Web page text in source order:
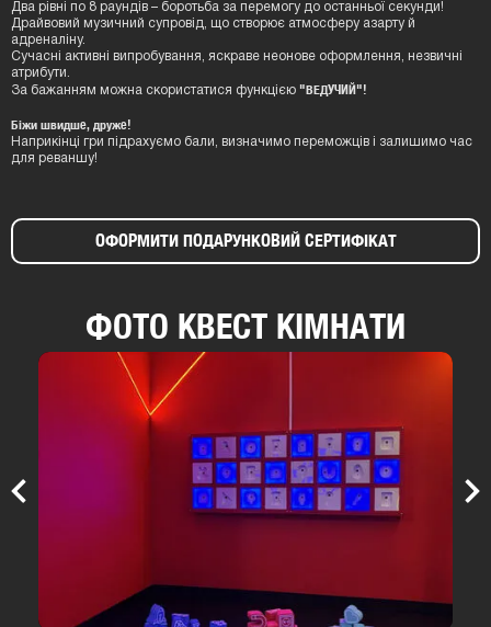
Два рівні по 8 раундів – боротьба за перемогу до останньої секунди!
Драйвовий музичний супровід, що створює атмосферу азарту й
адреналіну.
Сучасні активні випробування, яскраве неонове оформлення, незвичні
атрибути.
За бажанням можна скористатися функцією "ВЕДУЧИЙ"!
Біжи швидше, друже!
Наприкінці гри підрахуємо бали, визначимо переможців і залишимо час
для реваншу!
ОФОРМИТИ ПОДАРУНКОВИЙ СЕРТИФІКАТ
ФОТО КВЕСТ КІМНАТИ
Previous